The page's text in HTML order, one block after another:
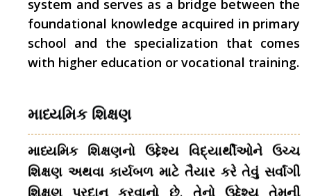
system and serves as a bridge between the
foundational knowledge acquired in primary
school and the specialization that comes
with higher education or vocational training.
માધ્યમિક શિક્ષણ
માધ્યમિક શિક્ષણનો ઉદ્દેશ્ય વિદ્યાર્થીઓને ઉચ્ચ
શિક્ષણ અથવા કાર્યબળ માટે તૈયાર કરે તેવું સર્વાંગી
શિક્ષણ પ્રદાન કરવાનો છે. તેનો ઉદ્દેશ્ય તેમની